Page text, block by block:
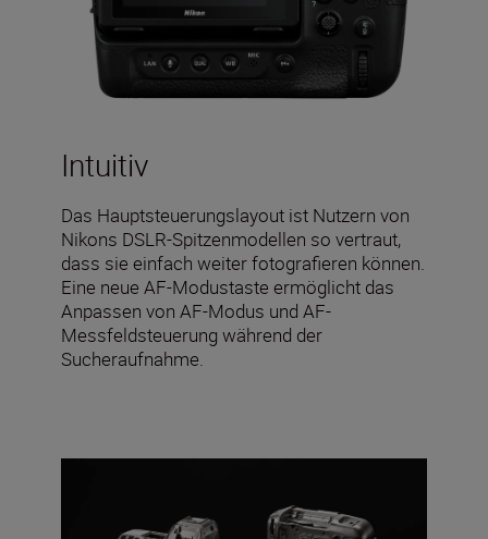
Intuitiv
Das Hauptsteuerungslayout ist Nutzern von
Nikons DSLR-Spitzenmodellen so vertraut,
dass sie einfach weiter fotografieren können.
Eine neue AF-Modustaste ermöglicht das
Anpassen von AF-Modus und AF-
Messfeldsteuerung während der
Sucheraufnahme.